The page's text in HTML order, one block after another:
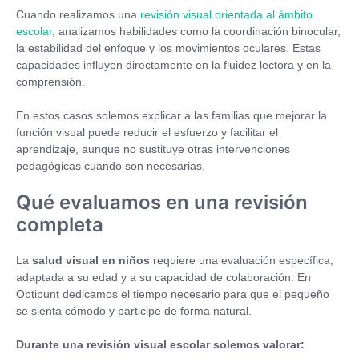
Cuando realizamos una revisión visual orientada al ámbito
escolar, analizamos habilidades como la coordinación binocular,
la estabilidad del enfoque y los movimientos oculares. Estas
capacidades influyen directamente en la fluidez lectora y en la
comprensión.
En estos casos solemos explicar a las familias que mejorar la
función visual puede reducir el esfuerzo y facilitar el
aprendizaje, aunque no sustituye otras intervenciones
pedagógicas cuando son necesarias.
Qué evaluamos en una revisión
completa
La salud visual en niños requiere una evaluación específica,
adaptada a su edad y a su capacidad de colaboración. En
Optipunt dedicamos el tiempo necesario para que el pequeño
se sienta cómodo y participe de forma natural.
Durante una revisión visual escolar solemos valorar: